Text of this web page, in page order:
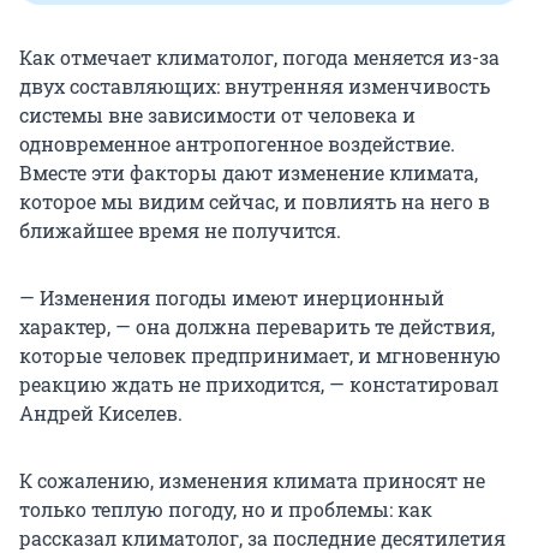
Как отмечает климатолог, погода меняется из-за
двух составляющих: внутренняя изменчивость
системы вне зависимости от человека и
одновременное антропогенное воздействие.
Вместе эти факторы дают изменение климата,
которое мы видим сейчас, и повлиять на него в
ближайшее время не получится.
— Изменения погоды имеют инерционный
характер, — она должна переварить те действия,
которые человек предпринимает, и мгновенную
реакцию ждать не приходится, — констатировал
Андрей Киселев.
К сожалению, изменения климата приносят не
только теплую погоду, но и проблемы: как
рассказал климатолог, за последние десятилетия